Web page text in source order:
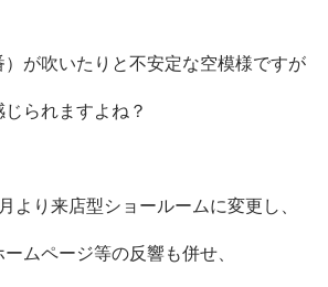
が吹いたりと不安定な空模様ですが
られますよね？
より来店型ショールームに変更し、
ムページ等の反響も併せ、